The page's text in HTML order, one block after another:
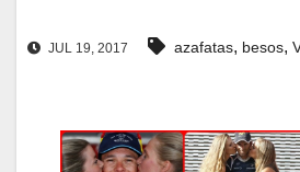
JUL 19, 2017 azafatas, besos,